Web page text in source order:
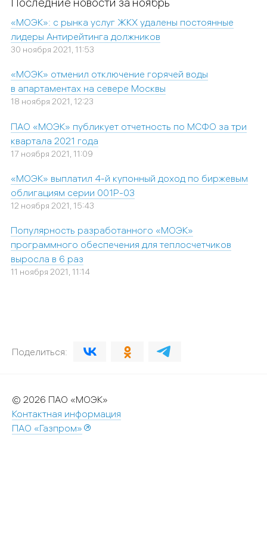
«МОЭК»: с рынка услуг ЖКХ удалены постоянные
лидеры Антирейтинга должников
30 ноября 2021, 11:53
«МОЭК» отменил отключение горячей воды
в апартаментах на севере Москвы
18 ноября 2021, 12:23
ПАО «МОЭК» публикует отчетность по МСФО за три
квартала 2021 года
17 ноября 2021, 11:09
«МОЭК» выплатил 4-й купонный доход по биржевым
облигациям серии 001Р-03
12 ноября 2021, 15:43
Популярность разработанного «МОЭК»
программного обеспечения для теплосчетчиков
выросла в 6 раз
11 ноября 2021, 11:14
Поделиться:
© 2026 ПАО «МОЭК»
Контактная информация
ПАО «Газпром»